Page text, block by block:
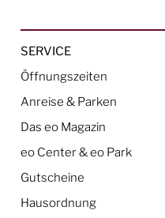
SERVICE
Öffnungszeiten
Anreise & Parken
Das eo Magazin
eo Center & eo Park
Gutscheine
Hausordnung